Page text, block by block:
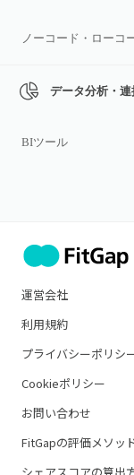
ノーコード・ローコ
データ分析・連
BIツール
運営会社
利用規約
プライバシーポリシ
Cookieポリシー
お問い合わせ
FitGapの評価メソッ